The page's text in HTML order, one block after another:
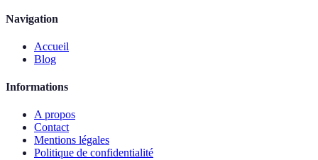
Navigation
Accueil
Blog
Informations
A propos
Contact
Mentions légales
Politique de confidentialité